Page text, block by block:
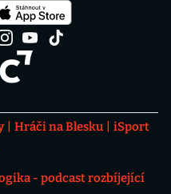
Hráči na Blesku
iSport
- podcast rozbíjející